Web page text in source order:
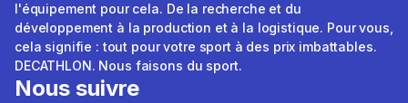
l'équipement pour cela. De la recherche et du
développement à la production et à la logistique. Pour vous,
cela signifie : tout pour votre sport à des prix imbattables.
DECATHLON. Nous faisons du sport.
Nous suivre